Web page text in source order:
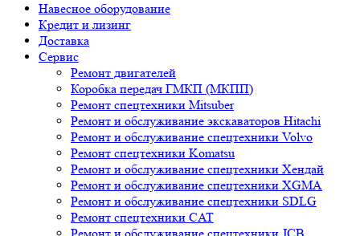
Навесное оборудование
Кредит и лизинг
Доставка
Сервис
Ремонт двигателей
Коробка передач ГМКП (МКПП)
Ремонт спецтехники Mitsuber
Ремонт и обслуживание экскаваторов Hitachi
Ремонт и обслуживание спецтехники Volvo
Ремонт спецтехники Komatsu
Ремонт и обслуживание спецтехники Хендай
Ремонт и обслуживание спецтехники XGMA
Ремонт и обслуживание спецтехники SDLG
Ремонт спецтехники CAT